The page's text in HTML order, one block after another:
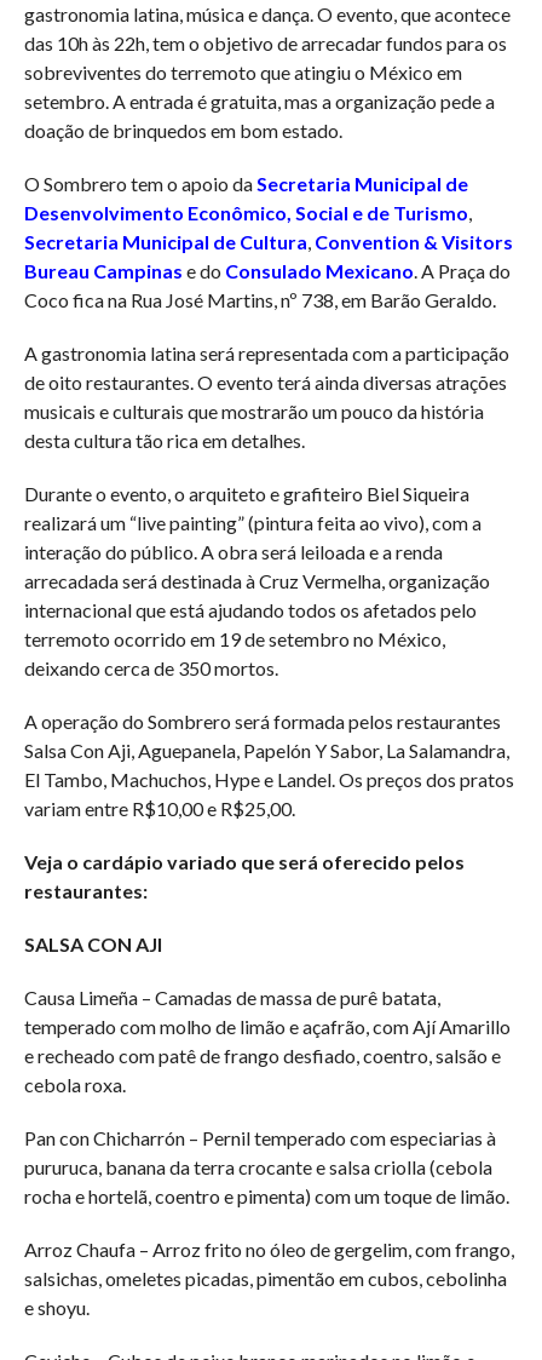
gastronomia latina, música e dança. O evento, que acontece
das 10h às 22h, tem o objetivo de arrecadar fundos para os
sobreviventes do terremoto que atingiu o México em
setembro. A entrada é gratuita, mas a organização pede a
doação de brinquedos em bom estado.
O Sombrero tem o apoio daSecretaria Municipal de
Desenvolvimento Econômico, Social e de Turismo,
Secretaria Municipal de Cultura, Convention & Visitors
Bureau Campinas e do Consulado Mexicano. A Praça do
Coco fica na Rua José Martins, nº 738, em Barão Geraldo.
A gastronomia latina será representada com a participação
de oito restaurantes. O evento terá ainda diversas atrações
musicais e culturais que mostrarão um pouco da história
desta cultura tão rica em detalhes.
Durante o evento, o arquiteto e grafiteiro Biel Siqueira
realizará um “live painting” (pintura feita ao vivo), com a
interação do público. A obra será leiloada e a renda
arrecadada será destinada à Cruz Vermelha, organização
internacional que está ajudando todos os afetados pelo
terremoto ocorrido em 19 de setembro no México,
deixando cerca de 350 mortos.
A operação do Sombrero será formada pelos restaurantes
Salsa Con Aji, Aguepanela, Papelón Y Sabor, La Salamandra,
El Tambo, Machuchos, Hype e Landel. Os preços dos pratos
variam entre R$10,00 e R$25,00.
Veja o cardápio variado que será oferecido pelos
restaurantes:
SALSA CON AJI
Causa Limeña – Camadas de massa de purê batata,
temperado com molho de limão e açafrão, com Ají Amarillo
e recheado com patê de frango desfiado, coentro, salsão e
cebola roxa.
Pan con Chicharrón – Pernil temperado com especiarias à
pururuca, banana da terra crocante e salsa criolla (cebola
rocha e hortelã, coentro e pimenta) com um toque de limão.
Arroz Chaufa – Arroz frito no óleo de gergelim, com frango,
salsichas, omeletes picadas, pimentão em cubos, cebolinha
e shoyu.